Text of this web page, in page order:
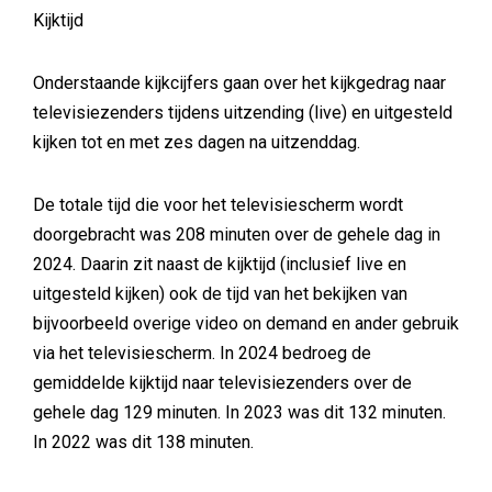
Kijktijd
Onderstaande kijkcijfers gaan over het kijkgedrag naar
televisiezenders tijdens uitzending (live) en uitgesteld
kijken tot en met zes dagen na uitzenddag.
De totale tijd die voor het televisiescherm wordt
doorgebracht was 208 minuten over de gehele dag in
2024. Daarin zit naast de kijktijd (inclusief live en
uitgesteld kijken) ook de tijd van het bekijken van
bijvoorbeeld overige video on demand en ander gebruik
via het televisiescherm. In 2024 bedroeg de
gemiddelde kijktijd naar televisiezenders over de
gehele dag 129 minuten. In 2023 was dit 132 minuten.
In 2022 was dit 138 minuten.